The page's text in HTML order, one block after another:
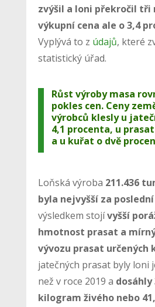
zvýšil a loni překročil
výkupní cena ale o 3,4
Vyplývá to z údajů, které
statistický úřad.
Růst výroby masa
pokles cen. Ceny
výrobců klesly u
4,1 procenta, u
a u kuřat o dvě
Loňská výroba 211.436
byla nejvyšší za
výsledkem stojívyšší
hmotnost prasat a
vývozu prasat určených
jatečných prasat byly loni
než v roce 2019 a dosáhly
kilogram živého nebo